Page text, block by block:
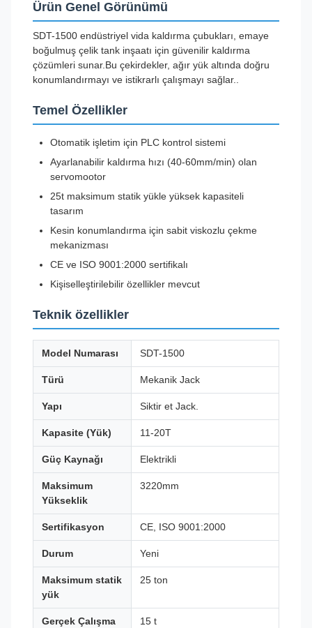
Ürün Genel Görünümü
SDT-1500 endüstriyel vida kaldırma çubukları, emaye
boğulmuş çelik tank inşaatı için güvenilir kaldırma
çözümleri sunar.Bu çekirdekler, ağır yük altında doğru
konumlandırmayı ve istikrarlı çalışmayı sağlar..
Temel Özellikler
Otomatik işletim için PLC kontrol sistemi
Ayarlanabilir kaldırma hızı (40-60mm/min) olan
servomootor
25t maksimum statik yükle yüksek kapasiteli
tasarım
Kesin konumlandırma için sabit viskozlu çekme
mekanizması
CE ve ISO 9001:2000 sertifikalı
Kişiselleştirilebilir özellikler mevcut
Teknik özellikler
Model Numarası SDT-1500
Türü Mekanik Jack
Yapı Siktir et Jack.
Kapasite (Yük) 11-20T
Güç Kaynağı Elektrikli
Maksimum
Yükseklik
3220mm
Sertifikasyon CE, ISO 9001:2000
Durum Yeni
Maksimum statik
yük
25 ton
Gerçek Çalışma 15 t